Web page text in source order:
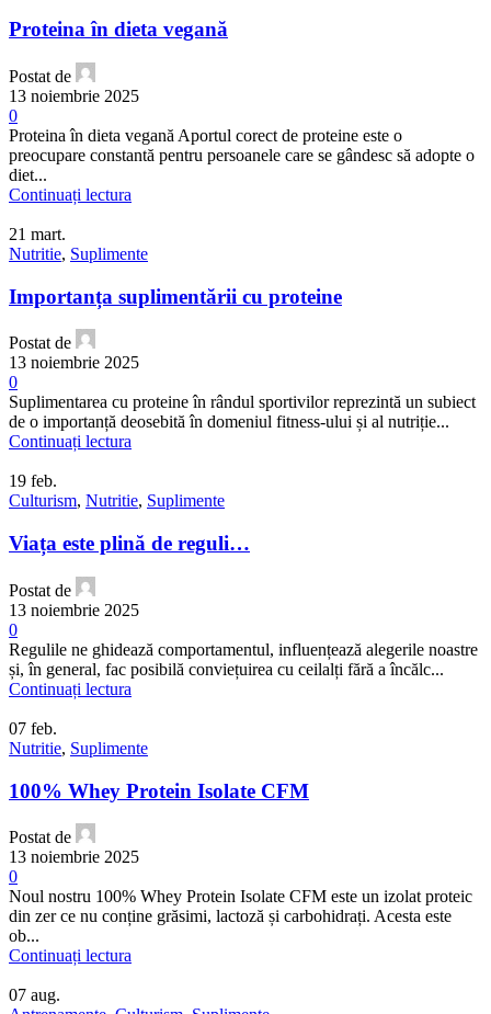
Proteina ​​în dieta vegană
Postat de
13 noiembrie 2025
0
Proteina ​​în dieta vegană Aportul corect de proteine este o
preocupare constantă pentru persoanele care se gândesc să adopte o
diet...
Continuați lectura
21 mart.
Nutritie, Suplimente
Importanța suplimentării cu proteine
Postat de
13 noiembrie 2025
0
Suplimentarea cu proteine în rândul sportivilor reprezintă un subiect
de o importanță deosebită în domeniul fitness-ului și al nutriție...
Continuați lectura
19 feb.
Culturism, Nutritie, Suplimente
Viața este plină de reguli…
Postat de
13 noiembrie 2025
0
Regulile ne ghidează comportamentul, influențează alegerile noastre
și, în general, fac posibilă conviețuirea cu ceilalți fără a încălc...
Continuați lectura
07 feb.
Nutritie, Suplimente
100% Whey Protein Isolate CFM
Postat de
13 noiembrie 2025
0
Noul nostru 100% Whey Protein Isolate CFM este un izolat proteic
din zer ce nu conține grăsimi, lactoză și carbohidrați. Acesta este
ob...
Continuați lectura
07 aug.